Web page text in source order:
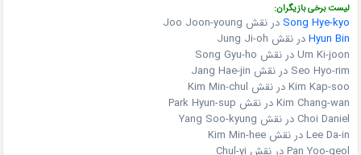
لیست برخی بازیگران:
Song Hye-kyoدر نقش Joo Joon-young
Hyun Binدر نقش Jung Ji-oh
Um Ki-joon در نقش Song Gyu-ho
Seo Hyo-rim در نقش Jang Hae-jin
Kim Kap-soo در نقش Kim Min-chul
Kim Chang-wan در نقش Park Hyun-sup
Choi Daniel در نقش Yang Soo-kyung
Lee Da-in در نقش Kim Min-hee
Pan Yoo-geol در نقش Chul-yi